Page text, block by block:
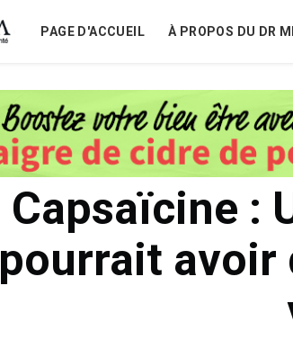
PAGE D'ACCUEIL À PROPOS DU DR
Capsaïcine :
pourrait avoir